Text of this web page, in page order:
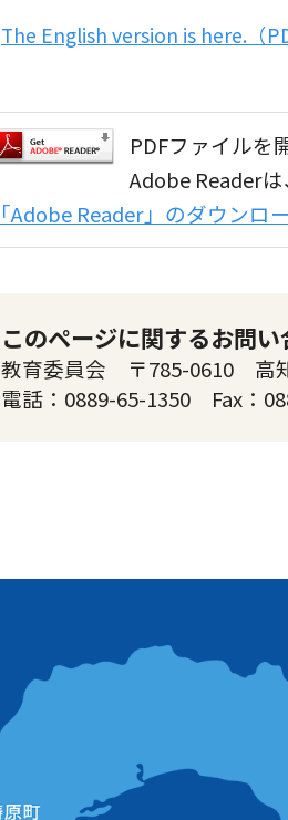
The English version is here.（
PDFファイルを
Adobe Reader
「Adobe Reader」のダウンロ
このページに関するお問い
教育委員会 〒785-0610 高
電話：0889-65-1350 Fax：